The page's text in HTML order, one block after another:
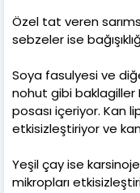
Özel tat veren
sebzeler ise
Soya fasulyesi ve
nohut gibi baklagiller
posası içeriyor. Kan
etkisizleştiriyor ve
Yeşil çay ise
mikropları